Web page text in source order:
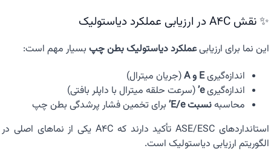
✨ نقش A4C در ارزیابی عملکرد دیاستولیک
این نما برای ارزیابیعملکرد دیاستولیک بطن چپ بسیار مهم است:
اندازه‌گیریE و A
(جریان میترال)
اندازه‌گیریe’ (سرعت حلقه میترال با داپلر بافتی)
محاسبهنسبت E/e’
برای تخمین فشار پرشدگی بطن چپ
استانداردهای ASE/ESC تأکید دارند که A4C یکی از نماهای اصلی در
الگوریتم ارزیابی دیاستولیک است.